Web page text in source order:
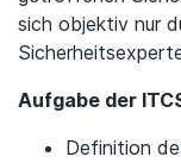
sich objektiv nur
Aufgabe der
Definition